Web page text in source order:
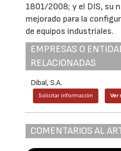
1801/2008; y el DIS, su
mejorado para la
de equipos industriales.
EMPRESAS O
RELACIONADAS
Dibal, S.A.
Solicitar información Ver
COMENTARIOS AL